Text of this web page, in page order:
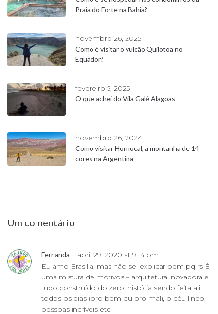
Praia do Forte na Bahia?
novembro 26, 2025
Como é visitar o vulcão Quilotoa no
Equador?
fevereiro 5, 2025
O que achei do Vila Galé Alagoas
novembro 26, 2024
Como visitar Hornocal, a montanha de 14
cores na Argentina
Um comentário
Fernanda
abril 29, 2020 at 9:14 pm
Eu amo Brasília, mas não sei explicar bem pq rs É
uma mistura de motivos – arquitetura inovadora e
tudo construído do zero, história sendo feita ali
todos os dias (pro bem ou pro mal), o céu lindo,
pessoas incríveis etc